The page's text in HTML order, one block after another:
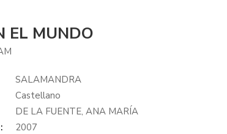
EL MUNDO
SALAMANDRA
Castellano
DE LA FUENTE, ANA MARÍA
2007